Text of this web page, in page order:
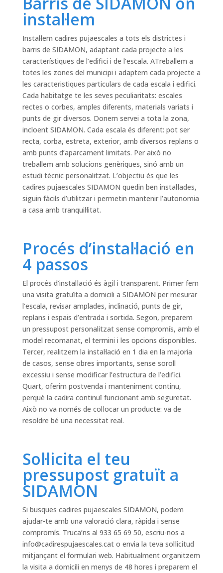
instal·lem
Instal·lem cadires pujaescales a tots els districtes i
barris de SIDAMON, adaptant cada projecte a les
característiques de l’edifici i de l’escala. ATreballem a
totes les zones del municipi i adaptem cada projecte a
les caracteristiques particulars de cada escala i edifici.
Cada habitatge te les seves peculiaritats: escales
rectes o corbes, amples diferents, materials variats i
punts de gir diversos. Donem servei a tota la zona,
incloent SIDAMON. Cada escala és diferent: pot ser
recta, corba, estreta, exterior, amb diversos replans o
amb punts d’aparcament limitats. Per això no
treballem amb solucions genèriques, sinó amb un
estudi tècnic personalitzat. L’objectiu és que les
cadires pujaescales SIDAMON quedin ben instal·lades,
siguin fàcils d’utilitzar i permetin mantenir l’autonomia
a casa amb tranquil·litat.
Procés d’instal·lació en
4 passos
El procés d’instal·lació és àgil i transparent. Primer fem
una visita gratuïta a domicili a SIDAMON per mesurar
l’escala, revisar amplades, inclinació, punts de gir,
replans i espais d’entrada i sortida. Segon, preparem
un pressupost personalitzat sense compromís, amb el
model recomanat, el termini i les opcions disponibles.
Tercer, realitzem la instal·lació en 1 dia en la majoria
de casos, sense obres importants, sense soroll
excessiu i sense modificar l’estructura de l’edifici.
Quart, oferim postvenda i manteniment continu,
perquè la cadira continuï funcionant amb seguretat.
Això no va només de col·locar un producte: va de
resoldre bé una necessitat real.
Sol·licita el teu
pressupost gratuït a
SIDAMON
Si busques cadires pujaescales SIDAMON, podem
ajudar-te amb una valoració clara, ràpida i sense
compromís. Truca’ns al 933 65 69 50, escriu-nos a
info@cadirespujaescales.cato envia la teva sol·licitud
mitjançant el formulari web. Habitualment organitzem
la visita a domicili en menys de 48 hores i preparem el